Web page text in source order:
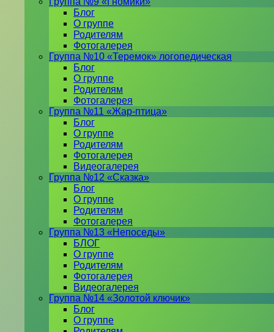
Блог
О группе
Родителям
Фотогалерея
Группа №10 «Теремок» логопедическая
Блог
О группе
Родителям
Фотогалерея
Группа №11 «Жар-птица»
Блог
О группе
Родителям
Фотогалерея
Видеогалерея
Группа №12 «Сказка»
Блог
О группе
Родителям
Фотогалерея
Группа №13 «Непоседы»
БЛОГ
О группе
Родителям
Фотогалерея
Видеогалерея
Группа №14 «Золотой ключик»
Блог
О группе